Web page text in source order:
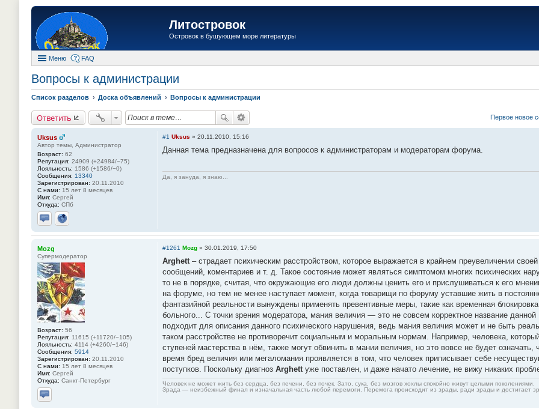
Литостровок
Островок в бушующем море литературы
Меню FAQ
Вопросы к администрации
Список разделов Доска объявлений Вопросы к администрации
Ответить Первое новое
Uksus
Автор темы, Администратор
Возраст: 62
Репутация: 24909 (+24984/−75)
Лояльность: 1586 (+1586/−0)
Сообщения: 13340
Зарегистрирован: 20.11.2010
С нами: 15 лет 8 месяцев
Имя: Сергей
Откуда: СПб
Отправить личное сообщение
Сайт
#1 Uksus » 20.11.2010, 15:16
Данная тема предназначена для вопросов к администраторам и модераторам форума.
Да, я зануда, я знаю...
Mozg
Супермодератор
Возраст: 56
Репутация: 11615 (+11720/−105)
Лояльность: 4114 (+4260/−146)
Сообщения: 5914
Зарегистрирован: 20.11.2010
С нами: 15 лет 8 месяцев
Имя: Сергей
Откуда: Санкт-Петербург
Отправить личное сообщение
#1261 Mozg » 30.01.2019, 17:50
Arghett– страдает психическим расстройством, которое выражается в крайнем преувеличении
сообщений, коментариев и т. д. Такое состояние может являться симптомом многих психических
то не в порядке, считая, что окружающие его люди должны ценить его и прислушиваться к его
на форуме, но тем не менее наступает момент, когда товарищи по форуму уставшие жить в
фантазийной реальности вынуждены применять превентивные меры, такие как временная
больного... С точки зрения модератора, мания величия — это не совсем корректное название
подходит для описания данного психического нарушения, ведь мания величия может и не быть
таком расстройстве не противоречит социальным и моральным нормам. Например, человека,
ступеней мастерства в нём, также могут обвинить в мании величия, но это вовсе не будет
время бред величия или мегаломания проявляется в том, что человек приписывает себе
поступков. Поскольку диагноз Arghettуже поставлен, и даже начато лечение, не вижу никаких
Человек не может жить без сердца, без печени, без почек. Зато, сука, без мозгов хохлы спокойно живут целыми поколениями.
Зрада — неизбежный финал и изначальная часть любой перемоги. Перемога происходит из зрады, ради зрады и достигает